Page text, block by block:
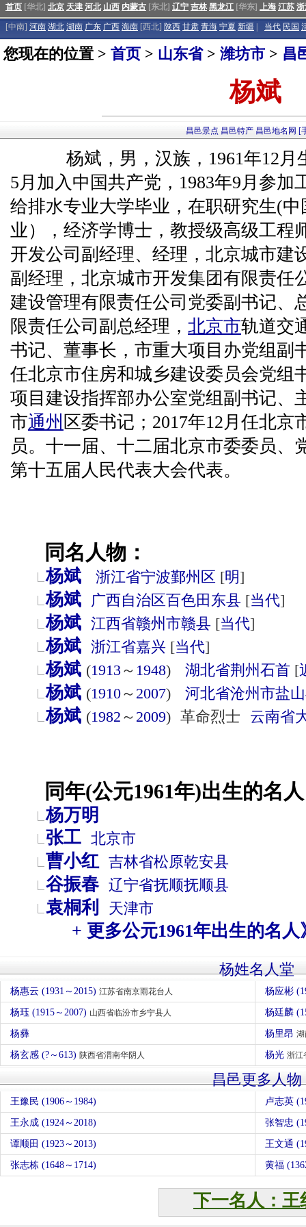
首页 [华北] 北京 天津 河北 山西 内蒙古 [东北] 辽宁 吉林 黑龙江 [华东] 上海 江苏
[中南] 河南 湖北 湖南 广东 广西 海南 [西北] 陕西 甘肃 青海 宁夏 新疆 当代 民国
您现在的位置 > 首页 > 山东省> 潍坊市 > 昌
杨斌
昌邑景点 昌邑特产 昌邑地名网 [
杨斌，男，汉族，1961年12月
5月加入中国共产党，1983年9月参加
给排水专业大学毕业，在职研究生(
业），经济学博士，教授级高级工程
开发公司副经理、经理，北京城市建
副经理，北京城市开发集团有限责任
建设管理有限责任公司党委副书记、
限责任公司副总经理， 北京市轨道交
书记、董事长，市重大项目办党组副
任北京市住房和城乡建设委员会党组
项目建设指挥部办公室党组副书记、
市通州 区委书记；2017年12月任北
员。十一届、十二届北京市委委员、
第十五届人民代表大会代表。
同名人物：
杨斌 浙江省宁波鄞州区 [明]
杨斌 广西自治区百色田东县 [当代]
杨斌 江西省赣州市赣县 [当代]
杨斌 浙江省嘉兴 [当代]
杨斌 (1913 ～ 1948) 湖北省荆州 石首 [
杨斌 (1910～ 2007) 河北省沧州市盐
杨斌 (1982 ～ 2009) 革命烈士 云南省
同年(公元1961年)出生的名
杨万明
张工 北京市
曹小红 吉林省松原乾安县
谷振春 辽宁省抚顺抚顺县
袁桐利 天津市
+ 更多公元1961年出生的名人
杨姓名人堂
杨惠云 (1931～2015) 江苏省南京雨花台人 杨应彬
杨珏 (1915～2007) 山西省临汾市乡宁县人 杨廷麟
杨彝 杨里昂
杨玄感 (?～613) 陕西省渭南华阴人 杨光 浙江
昌邑更多人物
王豫民 (1906～1984) 卢志英
王永成 (1924～2018) 张智忠
谭顺田 (1923～2013) 王文通
张志栋 (1648～1714) 黄福
下一名人：王